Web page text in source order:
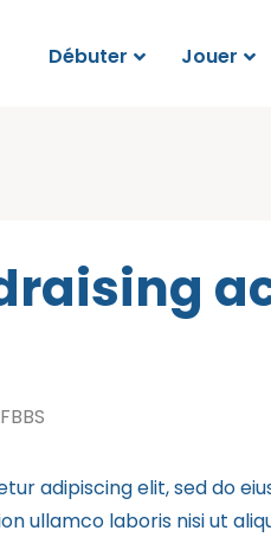
Débuter Jouer
adipiscing elit, sed do
ullamco laboris nisi ut